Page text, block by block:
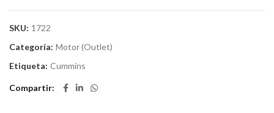
SKU: 1722
Categoría: Motor (Outlet)
Etiqueta: Cummins
Compartir